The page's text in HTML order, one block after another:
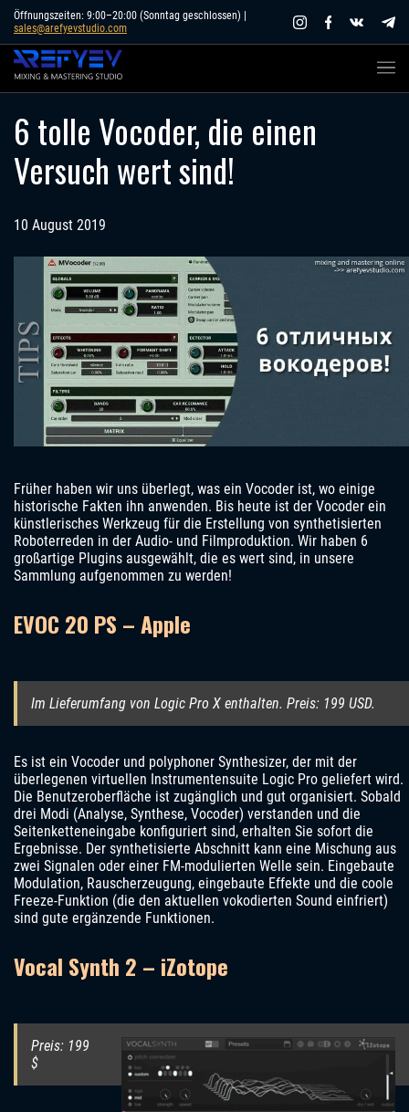
Skip
content
Öffnungszeiten: 9:00–20:00 (Sonntag geschlossen) |
sales@arefyevstudio.com
6 tolle Vocoder, die einen
Versuch wert sind!
10 August 2019
Früher haben wir uns überlegt, was ein Vocoder ist, wo einige
historische Fakten ihn anwenden. Bis heute ist der Vocoder ein
künstlerisches Werkzeug für die Erstellung von synthetisierten
Roboterreden in der Audio- und Filmproduktion. Wir haben 6
großartige Plugins ausgewählt, die es wert sind, in unsere
Sammlung aufgenommen zu werden!
EVOC 20 PS – Apple
Im Lieferumfang von Logic Pro X enthalten. Preis: 199 USD.
Es ist ein Vocoder und polyphoner Synthesizer, der mit der
überlegenen virtuellen Instrumentensuite Logic Pro geliefert wird.
Die Benutzeroberfläche ist zugänglich und gut organisiert. Sobald
drei Modi (Analyse, Synthese, Vocoder) verstanden und die
Seitenketteneingabe konfiguriert sind, erhalten Sie sofort die
Ergebnisse. Der synthetisierte Abschnitt kann eine Mischung aus
zwei Signalen oder einer FM-modulierten Welle sein. Eingebaute
Modulation, Rauscherzeugung, eingebaute Effekte und die coole
Freeze-Funktion (die den aktuellen vokodierten Sound einfriert)
sind gute ergänzende Funktionen.
Vocal Synth 2 – iZotope
Preis: 199
$